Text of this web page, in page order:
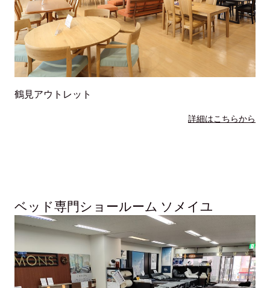
鶴見アウトレット
詳細はこちらから
ベッド専門ショールーム ソメイユ